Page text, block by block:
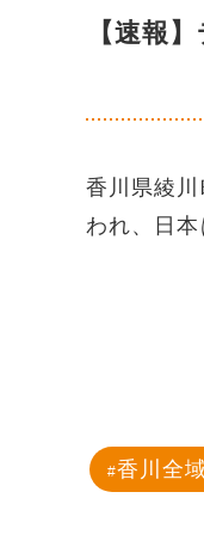
【速報
香川県綾
われ、日
香川全